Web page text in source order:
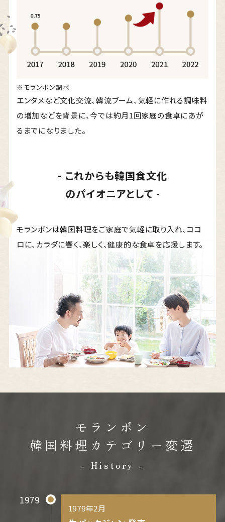
エンタメなど文化交流、韓流ブーム、気軽に作れる調味料
の増加などを背景に、今では約月1回家庭の食卓にあが
るまでになりました。
※モランボン調べ
- これからも韓国食文化
のパイオニアとして -
モランボンは韓国料理をご家庭で気軽に取り入れ、 ココ
ロに、カラダに響く、楽しく、健康的な食卓を応援します。
モランボン
韓国料理カテゴリー変遷
- History -
1979
1979年2月